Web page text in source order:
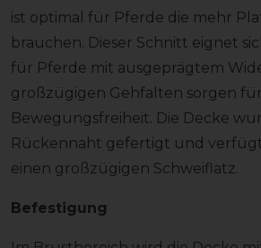
ist optimal für Pferde die mehr
brauchen. Dieser Schnitt eignet
für Pferde mit ausgeprägtem
großzügigen Gehfalten sorgen
Bewegungsfreiheit. Die Decke
Rückennaht gefertigt und
einen großzügigen Schweiflatz.
Befestigung